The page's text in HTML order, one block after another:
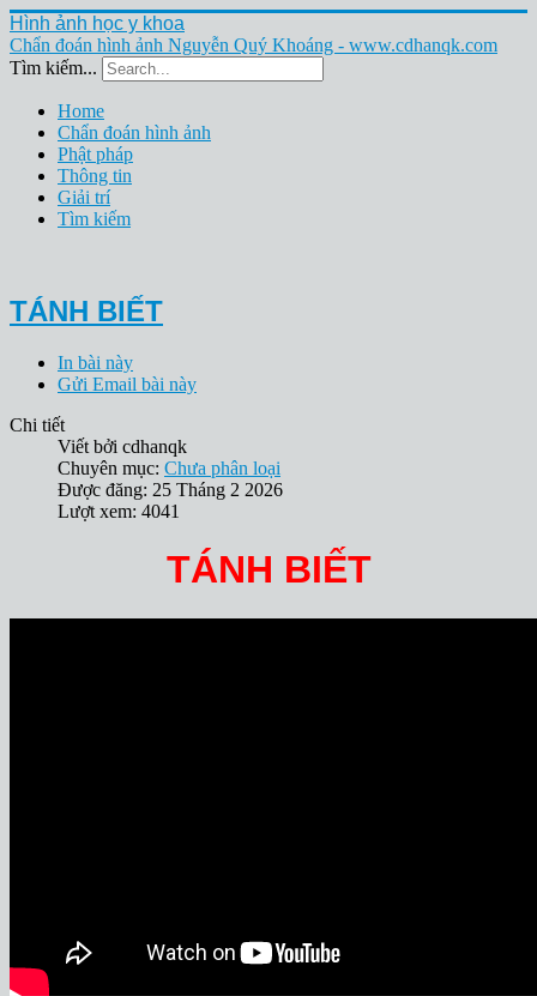
Hình ảnh học y khoa
Chẩn đoán hình ảnh Nguyễn Quý Khoáng - www.cdhanqk.com
Tìm kiếm...
Home
Chẩn đoán hình ảnh
Phật pháp
Thông tin
Giải trí
Tìm kiếm
TÁNH BIẾT
In bài này
Gửi Email bài này
Chi tiết
Viết bởi cdhanqk
Chuyên mục: Chưa phân loại
Được đăng: 25 Tháng 2 2026
Lượt xem: 4041
TÁNH BIẾT